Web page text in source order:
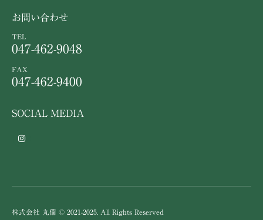
お問い合わせ
TEL
047-462-9048
FAX
047-462-9400
SOCIAL MEDIA
株式会社 丸備 © 2021-2025. All Rights Reserved